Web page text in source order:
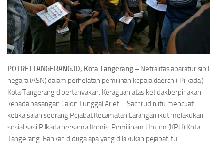
POTRETTANGERANG.ID, Kota Tangerang – Netralitas aparatur sipil
negara (ASN) dalam perhelatan pemilihan kepala daerah ( Pilkada )
Kota Tangerang dipertanyakan. Keraguan atas ketidakberpihakan
kepada pasangan Calon Tunggal Arief – Sachrudin itu mencuat
ketika salah seorang Pejabat Kecamatan Larangan ikut melakukan
sosialisasi Pilkada bersama Komisi Pemiliham Umum (KPU) Kota
Tangerang. Bahkan diduga apa yang dilakukan pejabat itu